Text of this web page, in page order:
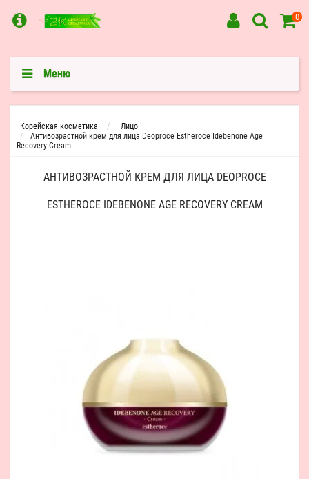
0
Меню
Корейская косметика
Лицо
Антивозрастной крем для лица Deoproce Estheroce Idebenone Age
Recovery Cream
АНТИВОЗРАСТНОЙ КРЕМ ДЛЯ ЛИЦА DEOPROCE
ESTHEROCE IDEBENONE AGE RECOVERY CREAM